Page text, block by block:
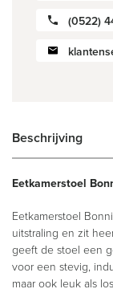
(0522)
Beschrijving
Eetkamerstoel
Eetkamerstoel
uitstraling en zit
geeft de stoel een
voor een stevig,
maar ook leuk als